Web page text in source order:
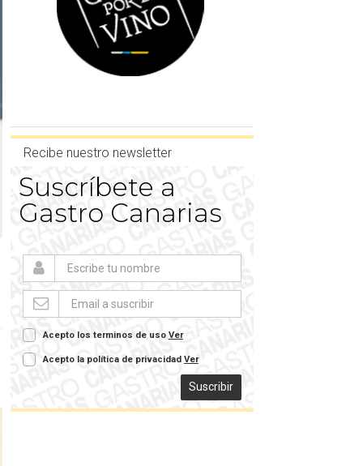
Recibe nuestro newsletter
Suscríbete a
Gastro Canarias
Acepto los terminos de uso Ver
Acepto la política de privacidad Ver
Suscribir